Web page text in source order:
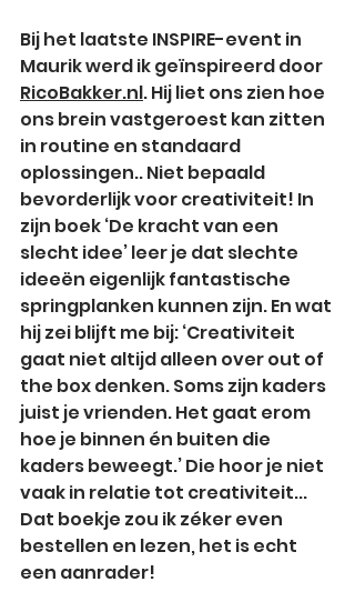
Bij het laatste INSPIRE-event in
Maurik werd ik geïnspireerd door
RicoBakker.nl. Hij liet ons zien hoe
ons brein vastgeroest kan zitten
in routine en standaard
oplossingen.. Niet bepaald
bevorderlijk voor creativiteit! In
zijn boek ‘De kracht van een
slecht idee’ leer je dat slechte
ideeën eigenlijk fantastische
springplanken kunnen zijn. En wat
hij zei blijft me bij: ‘Creativiteit
gaat niet altijd alleen over out of
the box denken. Soms zijn kaders
juist je vrienden. Het gaat erom
hoe je binnen én buiten die
kaders beweegt.’ Die hoor je niet
vaak in relatie tot creativiteit...
Dat boekje zou ik zéker even
bestellen en lezen, het is echt
een aanrader!